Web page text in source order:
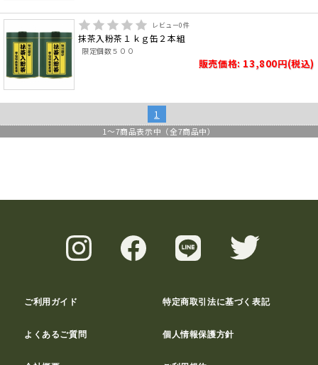
レビュー0件
抹茶入粉茶１ｋｇ缶２本組
限定個数５００
販売価格: 13,800円(税込)
1
1 ～7商品表示中（全7商品中）
ご利用ガイド 特定商取引法に基づく表記
よくあるご質問 個人情報保護方針